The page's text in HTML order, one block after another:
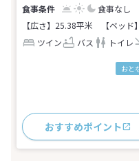
食事なし
【広さ】25.38平米
【ベッ
ツイン
バス トイレ
おと
おすすめポイント